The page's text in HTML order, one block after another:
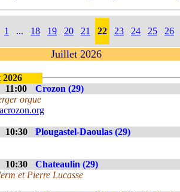
1 ... 18 19 20 21 22 23 24 25 26
Juillet 2026
2026
11:00
Crozon (29)
orgue
10:30
Plougastel-Daoulas (29)
10:30
Chateaulin (29)
et Pierre Lucasse